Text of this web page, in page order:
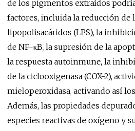
de los pigmentos extraídos
factores, incluida la reducción de
lipopolisacáridos (LPS), la
de NF-κB, la supresión de la
la respuesta autoinmune, la
de la ciclooxigenasa (COX-2),
mieloperoxidasa, activando así
Además, las propiedades
especies reactivas de oxígeno y